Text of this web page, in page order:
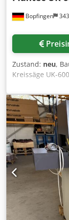
400 V / 50 Hz
32 mm
Schnitthöhe 100
Optional auch
auf Ihre
Sägeblatt nicht
unserer UK 600
positioniert das
der die
Positionen
programmiert.
Bearbeitung
auf die nächste
können auch
gespannt und
Sie jederzeit
Fertigung/
Ah Der
auf Ihre
Bopfingen
Zustand: neu,
Kreissäge UK-
überwiegend
aus
Vollmaterial).
einfache
des Materials
Die UK-600 A
zwei mal 70°).
Tastendruck,
pneumatisch
Spannzylinder.
eine
Reinigung der